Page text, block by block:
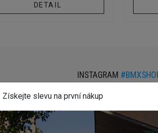
DETAIL
INSTAGRAM
Získejte slevu na první nákup